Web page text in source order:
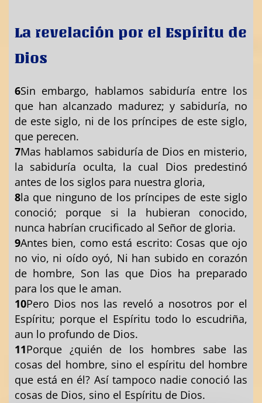
La revelación por el Espíritu de
Dios
6Sin embargo, hablamos sabiduría entre los
que han alcanzado madurez; y sabiduría, no
de este siglo, ni de los príncipes de este siglo,
que perecen.
7Mas hablamos sabiduría de Dios en misterio,
la sabiduría oculta, la cual Dios predestinó
antes de los siglos para nuestra gloria,
8la que ninguno de los príncipes de este siglo
conoció; porque si la hubieran conocido,
nunca habrían crucificado al Señor de gloria.
9Antes bien, como está escrito: Cosas que ojo
no vio, ni oído oyó, Ni han subido en corazón
de hombre, Son las que Dios ha preparado
para los que le aman.
10Pero Dios nos las reveló a nosotros por el
Espíritu; porque el Espíritu todo lo escudriña,
aun lo profundo de Dios.
11Porque ¿quién de los hombres sabe las
cosas del hombre, sino el espíritu del hombre
que está en él? Así tampoco nadie conoció las
cosas de Dios, sino el Espíritu de Dios.